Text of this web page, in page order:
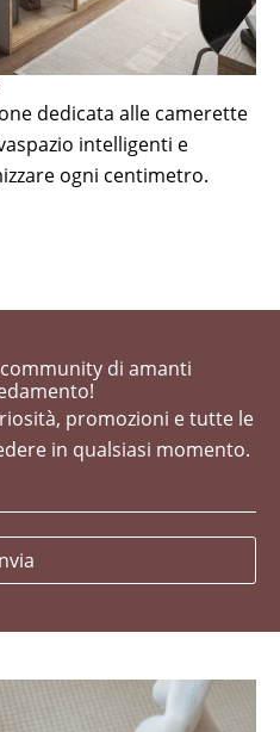
dedicata alle camerette
intelligenti e
ogni centimetro.
di amanti
promozioni e tutte le
in qualsiasi momento.